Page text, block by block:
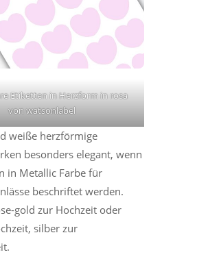
Etiketten in Herzform in rosa
von watsonlabel
weiße herzförmige
besonders elegant, wenn
in Metallic Farbe für
beschriftet werden.
gold zur Hochzeit oder
silber zur